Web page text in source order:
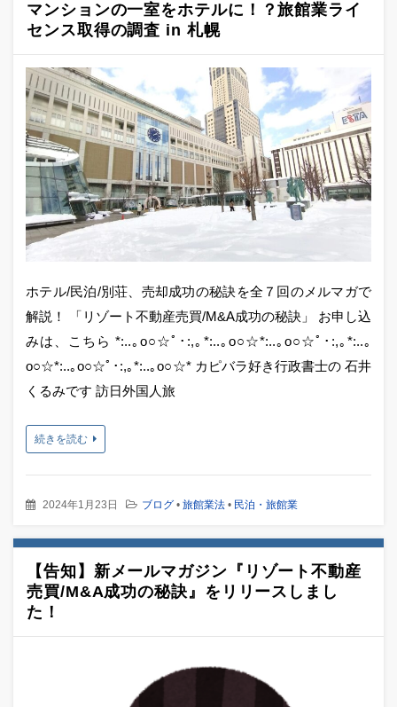
マンションの一室をホテルに！？旅館業ライ
センス取得の調査 in 札幌
ホテル/民泊/別荘、売却成功の秘訣を全７回のメルマガで
解説！ 「リゾート不動産売買/M&A成功の秘訣」 お申し込
みは、こちら *:..｡o○☆ﾟ･:,｡*:..｡o○☆*:..｡o○☆ﾟ･:,｡*:..｡
o○☆*:..｡o○☆ﾟ･:,｡*:..｡o○☆* カピバラ好き行政書士の 石井
くるみです 訪日外国人旅
続きを読む
2024年1月23日 ブログ • 旅館業法 • 民泊・旅館業
【告知】新メールマガジン『リゾート不動産
売買/M&A成功の秘訣』をリリースしまし
た！